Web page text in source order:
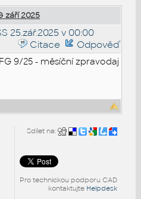
září 2025
25.zář.2025 v 00:00
Citace
Odpověď
9/25 - měsíční zpravodaj
Sdílet na:
Pro technickou podporu CAD
kontaktujte Helpdesk